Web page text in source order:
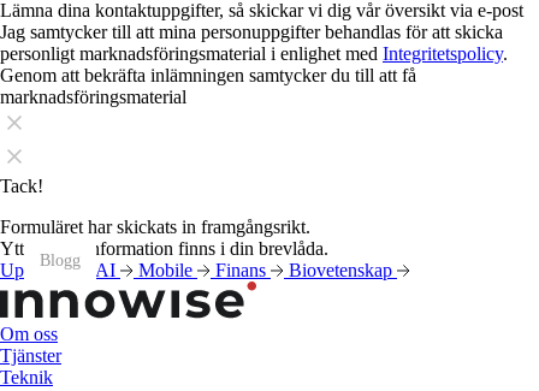
Lämna dina kontaktuppgifter, så skickar vi dig vår översikt via e-post
Jag samtycker till att mina personuppgifter behandlas för att skicka
personligt marknadsföringsmaterial i enlighet med Integritetspolicy.
Genom att bekräfta inlämningen samtycker du till att få
marknadsföringsmaterial
Tack!
Formuläret har skickats in framgångsrikt.
Ytterligare information finns i din brevlåda.
Uppgifter
AI Mobile Finans Biovetenskap
Om oss
Tjänster
Teknik
Blogg
Blogg
Blogg
Blogg
Blogg
Blogg
Blogg
Blogg
Blogg
Blogg
Blogg
Blogg